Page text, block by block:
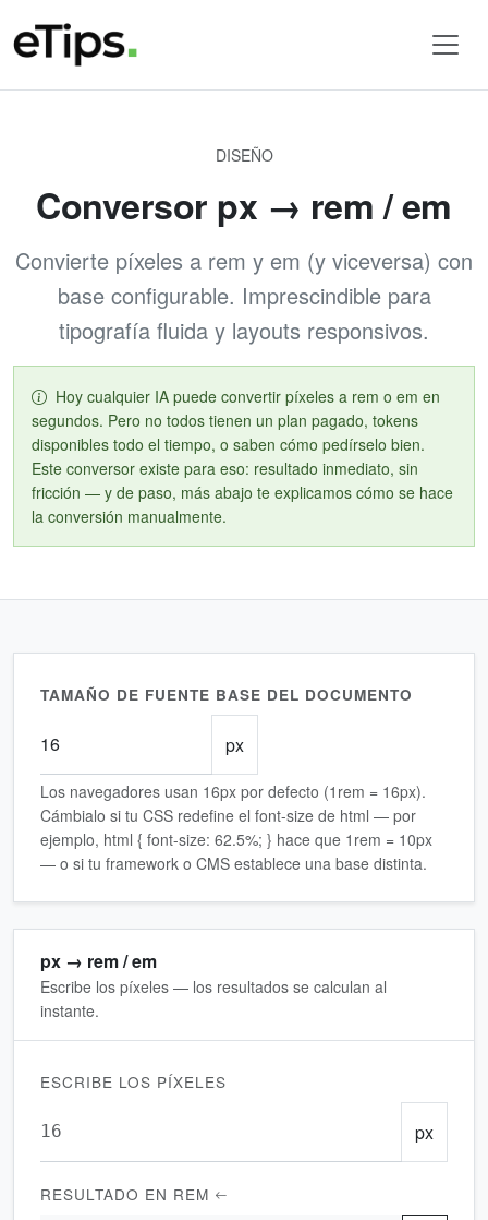
DISEÑO
Conversor px → rem / em
Convierte píxeles a rem y em (y viceversa) con
base configurable. Imprescindible para
tipografía fluida y layouts responsivos.
Hoy cualquier IA puede convertir píxeles a rem o em en
segundos. Pero no todos tienen un plan pagado, tokens
disponibles todo el tiempo, o saben cómo pedírselo bien.
Este conversor existe para eso: resultado inmediato, sin
fricción — y de paso, más abajo te explicamos cómo se hace
la conversión manualmente.
TAMAÑO DE FUENTE BASE DEL DOCUMENTO
px
Los navegadores usan 16px por defecto (1rem = 16px).
Cámbialo si tu CSS redefine el font-size de html — por
ejemplo, html { font-size: 62.5%; } hace que 1rem = 10px
— o si tu framework o CMS establece una base distinta.
px → rem / em
Escribe los píxeles — los resultados se calculan al
instante.
ESCRIBE LOS PÍXELES
px
RESULTADO EN REM